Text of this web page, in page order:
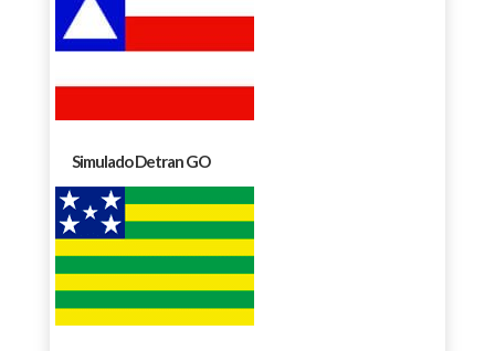
Simulado Detran GO